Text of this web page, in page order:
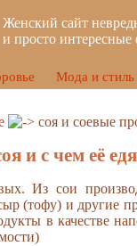
Женский сайт
и просто
Мода и стиль
соя и соевые
и с чем её
Из сои
(тофу) и другие
в качестве